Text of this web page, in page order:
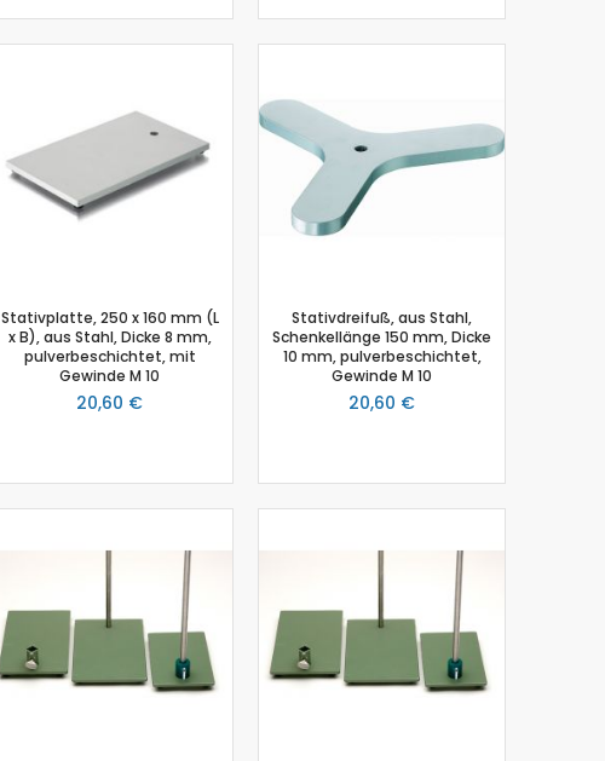
Stativplatte, 250 x 160 mm (L
x B), aus Stahl, Dicke 8 mm,
pulverbeschichtet, mit
Gewinde M 10
20,60 €
Stativdreifuß, aus Stahl,
Schenkellänge 150 mm, Dicke
10 mm, pulverbeschichtet,
Gewinde M 10
20,60 €